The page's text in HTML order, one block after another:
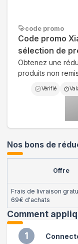
code promo
Code promo
sélection de
Obtenez une
produits non
Vérifié
Nos bons de
Offre
Frais de livraison
69€ d'achats
Comment
1